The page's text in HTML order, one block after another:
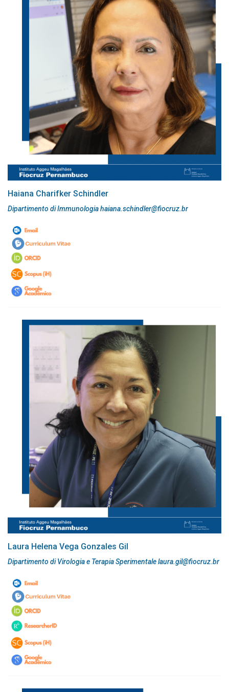
Haiana Charifker Schindler
Dipartimento di Immunologia haiana.schindler@fiocruz.br
Laura Helena Vega Gonzales Gil
Dipartimento di Virologia e Terapia Sperimentale laura.gil@fiocruz.br